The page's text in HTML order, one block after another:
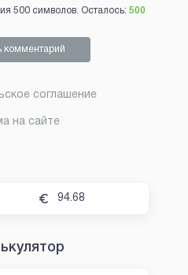
500 символов. Осталось: 500
комментарий
соглашение
на сайте
94.68